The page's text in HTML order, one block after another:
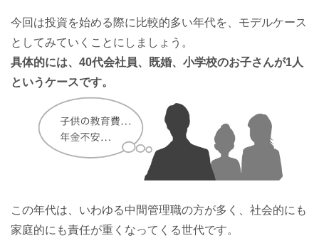
今回は投資を始める際に比較的多い年代を、モデルケース
としてみていくことにしましょう。
具体的には、40代会社員、既婚、小学校のお子さんが1人
というケースです。
この年代は、いわゆる中間管理職の方が多く、社会的にも
家庭的にも責任が重くなってくる世代です。